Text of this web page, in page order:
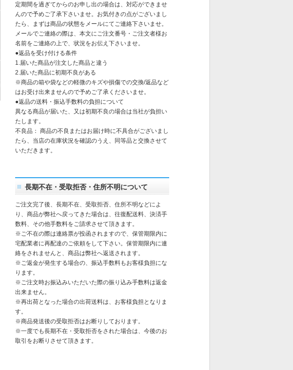
定期間を過ぎてからのお申し出の場合は、対応ができませ
んので予めご了承下さいませ。お気付きの点がございまし
たら、まずは商品の状態をメールにてご連絡下さいませ。
メールでご連絡の際は、本文にご注文番号・ご注文者様お
名前をご連絡の上で、状況をお伝え下さいませ。
●返品を受け付ける条件
1.届いた商品が注文した商品と違う
2.届いた商品に初期不良がある
※商品の箱や袋などの軽微のキズや損傷での交換/返品など
はお受け出来ませんので予めご了承くださいませ。
●返品の送料・振込手数料の負担について
異なる商品が届いた、又は初期不良の場合は当社が負担い
たします。
不良品： 商品の不良またはお届け時に不具合がございまし
たら、当店の在庫状況を確認のうえ、同等品と交換させて
いただきます。
長期不在・受取拒否・住所不明について
ご注文完了後、長期不在、受取拒否、住所不明などによ
り、商品が弊社へ戻ってきた場合は、往復配送料、決済手
数料、その他手数料をご請求させて頂きます。
※ご不在の際は連絡票が投函されますので、保管期限内に
宅配業者に再配達のご依頼をして下さい。保管期限内に連
絡をされませんと、商品は弊社へ返送されます。
※ご返金が発生する場合の、振込手数料もお客様負担にな
ります。
※ご注文時お振込みいただいた際の振り込み手数料は返金
出来ません。
※再出荷となった場合の出荷送料は、お客様負担となりま
す。
※商品発送後の受取拒否はお断りしております。
※一度でも長期不在・受取拒否をされた場合は、今後のお
取引をお断りさせて頂きます。